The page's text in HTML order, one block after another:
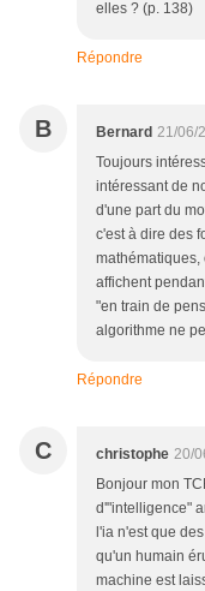
elles ? (p. 138)
Répondre
B Bernard 21/06/
Toujours
intéressant de
d'une part du
c'est à dire des
mathématiques,
affichent
"en train de
algorithme ne
Répondre
C christophe 20/
Bonjour mon
d'"intelligence"
l'ia n'est que
qu'un humain
machine est